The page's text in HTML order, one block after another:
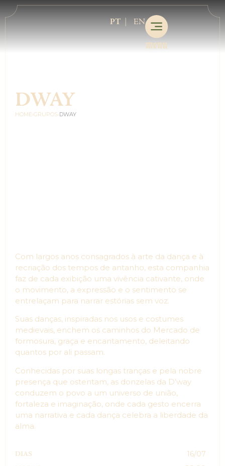
PT EN
DWAY
HOME›GRUPOS›DWAY
Com largos anos consagrados à arte da dança e à
recriação dos tempos de antanho, esta companhia
faz de cada exibição uma vivência cativante, onde
o movimento, a expressão e o sentimento se
entrelaçam para narrar estórias sem voz.
Suas danças, inspiradas nos usos e costumes
medievais, enchem os caminhos do Mercado de
formosura, graça e encantamento, deleitando
quantos por ali passam.
Conhecidas por suas longas tranças e pela nobre
presença que ostentam, as donzelas da D’way
conduzem o povo a um universo de união,
fortaleza e imaginação, onde cada gesto encerra
uma narrativa e cada dança celebra a liberdade da
alma.
16/07